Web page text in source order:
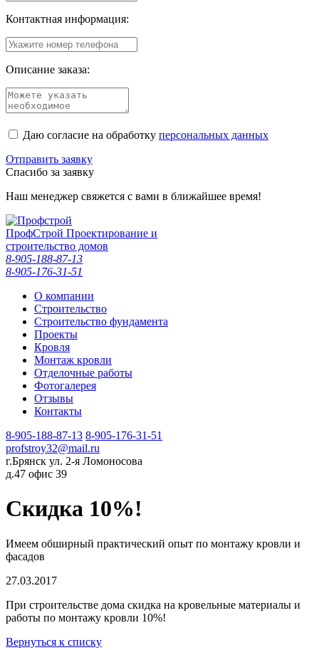
Контактная информация:
Описание заказа:
Даю согласие на обработку персональных данных
Отправить заявку
Спасибо за заявку
Наш менеджер свяжется с вами в ближайшее время!
ПрофСтрой Проектирование и
строительство домов
8-905-188-87-13
8-905-176-31-51
О компании
Строительство
Строительство фундамента
Проекты
Кровля
Монтаж кровли
Отделочные работы
Фотогалерея
Отзывы
Контакты
8-905-188-87-13 8-905-176-31-51
profstroy32@mail.ru
г.Брянск ул. 2-я Ломоносова
д.47 офис 39
Скидка 10%!
Имеем обширный практический опыт по монтажу кровли и
фасадов
27.03.2017
При строительстве дома скидка на кровельные материалы и
работы по монтажу кровли 10%!
Вернуться к списку